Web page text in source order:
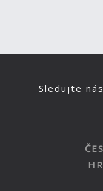
Sledujte